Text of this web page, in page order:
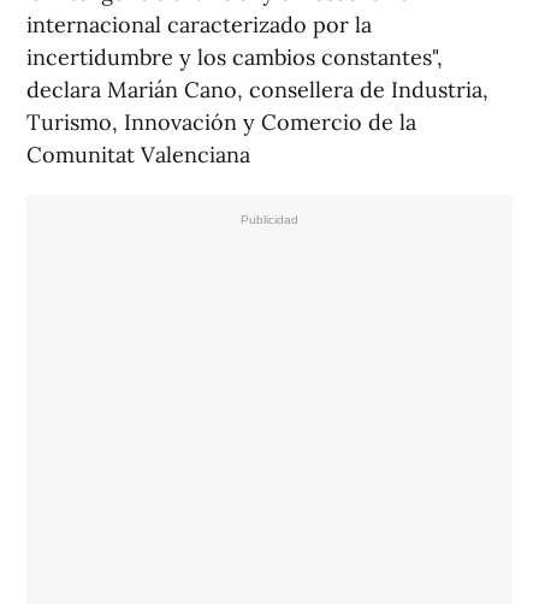
internacional caracterizado por la
incertidumbre y los cambios constantes",
declara Marián Cano, consellera de Industria,
Turismo, Innovación y Comercio de la
Comunitat Valenciana